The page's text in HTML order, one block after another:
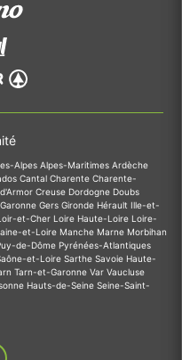
Alpes Alpes-Maritimes Ardèche
Cantal Charente Charente-
Creuse Dordogne Doubs
Gers Gironde Hérault Ille-et-
et-Cher Loire Haute-Loire Loire-
et-Loire Manche Marne Morbihan
de-Dôme Pyrénées-Atlantiques
et-Loire Sarthe Savoie Haute-
Tarn-et-Garonne Var Vaucluse
Hauts-de-Seine Seine-Saint-